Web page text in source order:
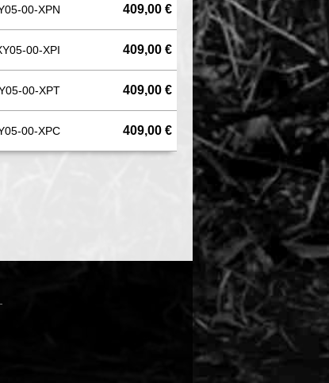
00-XPN 409,00 €
00-XPI 409,00 €
00-XPT 409,00 €
00-XPC 409,00 €